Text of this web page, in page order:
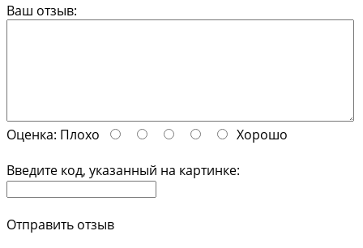
Ваш отзыв:
Оценка: Плохо
Хорошо
Введите код, указанный на картинке:
Отправить отзыв